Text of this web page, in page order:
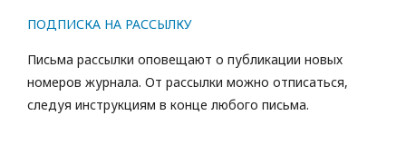
ПОДПИСКА НА РАССЫЛКУ
Письма рассылки оповещают о публикации новых
номеров журнала. От рассылки можно отписаться,
следуя инструкциям в конце любого письма.